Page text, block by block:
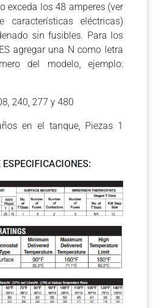
exceda los 48 amperes (ver
características eléctricas)
sin fusibles. Para los
agregar una N como letra
del modelo, ejemplo:
240, 277 y 480
en el tanque, Piezas 1